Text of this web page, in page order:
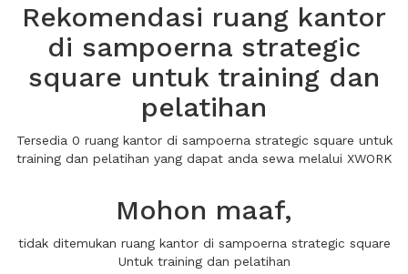
Rekomendasi ruang kantor
di sampoerna strategic
square untuk training dan
pelatihan
Tersedia 0 ruang kantor di sampoerna strategic square untuk
training dan pelatihan yang dapat anda sewa melalui XWORK
Mohon maaf,
tidak ditemukan ruang kantor di sampoerna strategic square
Untuk training dan pelatihan